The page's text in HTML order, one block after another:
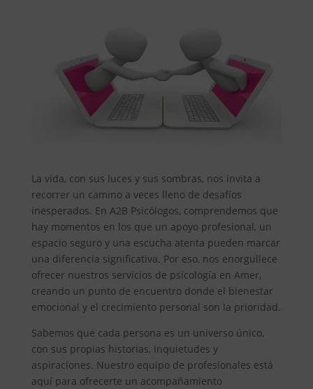
La vida, con sus luces y sus sombras, nos invita a
recorrer un camino a veces lleno de desafíos
inesperados. En A2B Psicólogos, comprendemos que
hay momentos en los que un apoyo profesional, un
espacio seguro y una escucha atenta pueden marcar
una diferencia significativa. Por eso, nos enorgullece
ofrecer nuestros servicios de psicología en Amer,
creando un punto de encuentro donde el bienestar
emocional y el crecimiento personal son la prioridad.
Sabemos que cada persona es un universo único,
con sus propias historias, inquietudes y
aspiraciones. Nuestro equipo de profesionales está
aquí para ofrecerte un acompañamiento